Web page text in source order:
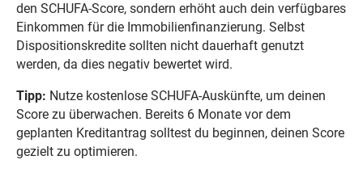
den SCHUFA-Score, sondern erhöht auch dein verfügbares
Einkommen für die Immobilienfinanzierung. Selbst
Dispositionskredite sollten nicht dauerhaft genutzt
werden, da dies negativ bewertet wird.
Tipp: Nutze kostenlose SCHUFA-Auskünfte, um deinen
Score zu überwachen. Bereits 6 Monate vor dem
geplanten Kreditantrag solltest du beginnen, deinen Score
gezielt zu optimieren.